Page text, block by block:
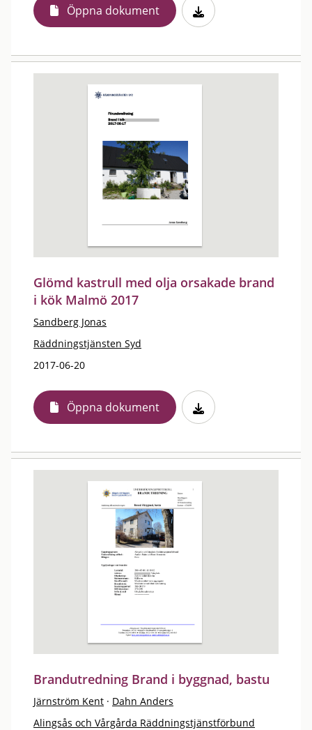
Öppna dokument
Glömd kastrull med olja orsakade brand
i kök Malmö 2017
Sandberg Jonas
Räddningstjänsten Syd
2017-06-20
Öppna dokument
Brandutredning Brand i byggnad, bastu
Järnström Kent · Dahn Anders
Alingsås och Vårgårda Räddningstjänstförbund